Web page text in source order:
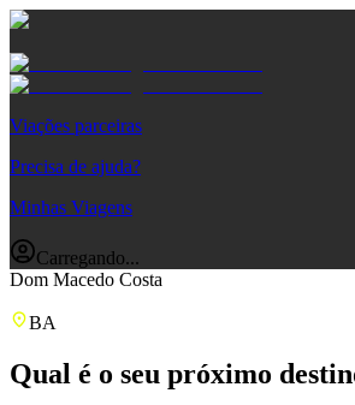
Viações parceiras
Precisa de ajuda?
Minhas Viagens
Carregando...
Dom Macedo Costa
BA
Qual é o seu próximo